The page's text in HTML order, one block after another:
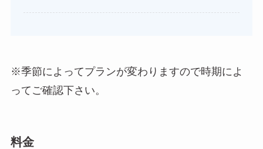
※季節によってプランが変わりますので時期によ
ってご確認下さい。
料金